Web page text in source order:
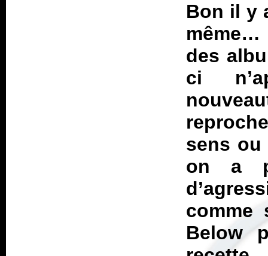
Bon il y
même…
des
ci
sens
on a
Below